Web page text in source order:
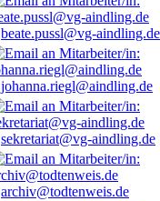
beate.pussl@vg-aindling.de
johanna.riegl@aindling.de
sekretariat@vg-aindling.de
archiv@todtenweis.de